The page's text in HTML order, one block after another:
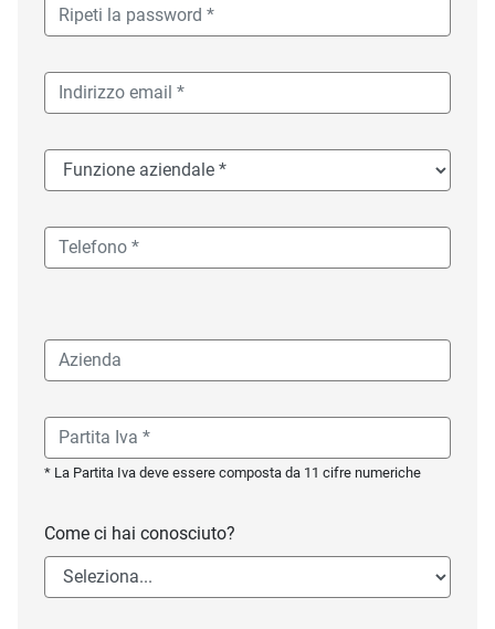
* La Partita Iva deve essere composta da 11 cifre numeriche
Come ci hai conosciuto?